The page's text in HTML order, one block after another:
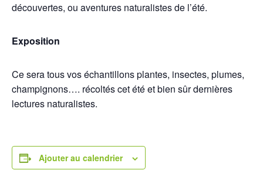
découvertes, ou aventures naturalistes de l’été.
Exposition
Ce sera tous vos échantillons plantes, insectes, plumes,
champignons…. récoltés cet été et bien sûr dernières
lectures naturalistes.
Ajouter au calendrier